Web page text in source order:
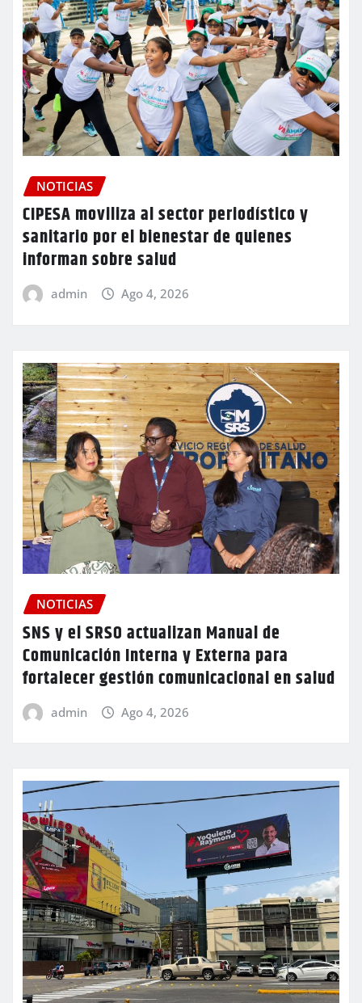
NOTICIAS
CIPESA moviliza al sector periodístico y
sanitario por el bienestar de quienes
informan sobre salud
admin Ago 4, 2026
NOTICIAS
SNS y el SRSO actualizan Manual de
Comunicación Interna y Externa para
fortalecer gestión comunicacional en salud
admin Ago 4, 2026